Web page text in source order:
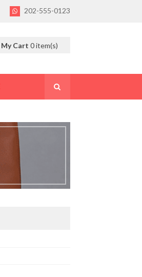
202-555-0123
My Cart 0item(s)